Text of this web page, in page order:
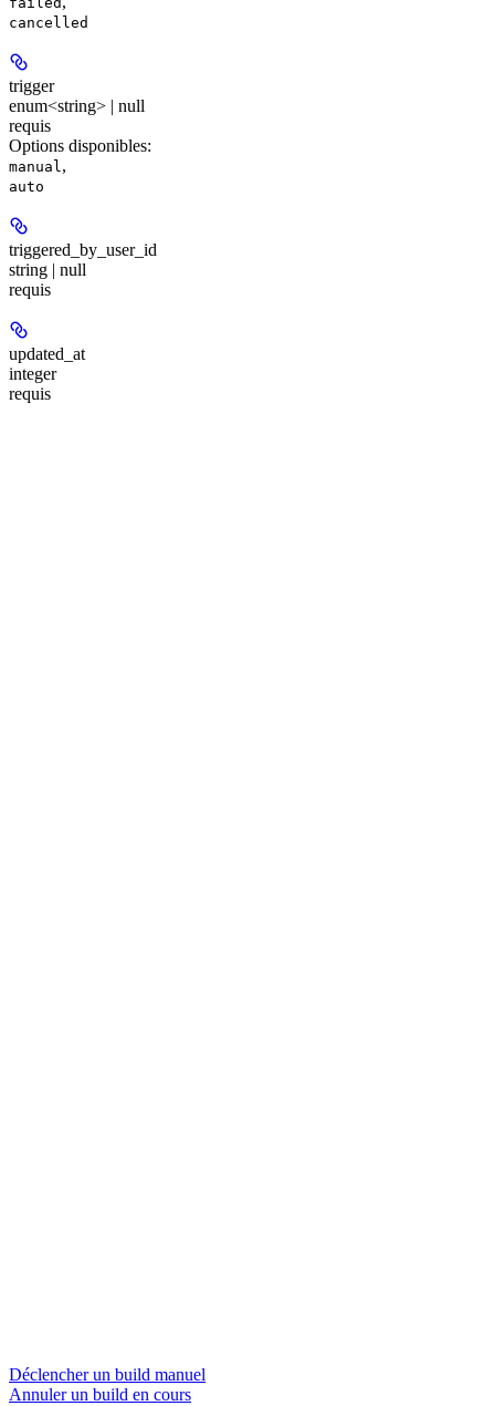
cancelled
trigger
enum<string> | null
requis
Options disponibles:
manual,
auto
triggered_by_user_id
string | null
requis
updated_at
integer
requis
Déclencher un build manuel
Annuler un build en cours